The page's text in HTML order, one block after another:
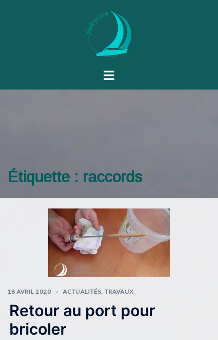
Étiquette : raccords
18 AVRIL 2020 ACTUALITÉS, TRAVAUX
Retour au port pour
bricoler